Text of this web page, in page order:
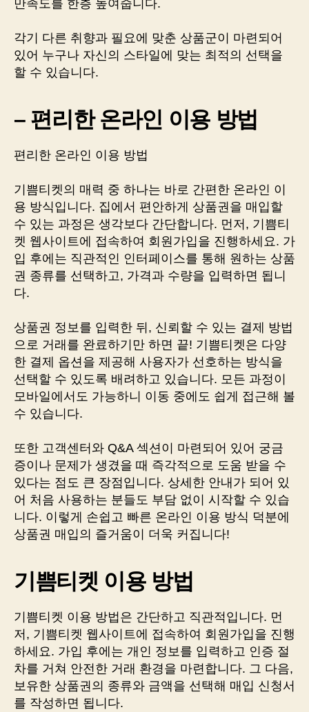
만족도를 한층 높여줍니다.
각기 다른 취향과 필요에 맞춘 상품군이 마련되어
있어 누구나 자신의 스타일에 맞는 최적의 선택을
할 수 있습니다.
– 편리한 온라인 이용 방법
편리한 온라인 이용 방법
기쁨티켓의 매력 중 하나는 바로 간편한 온라인 이
용 방식입니다. 집에서 편안하게 상품권을 매입할
수 있는 과정은 생각보다 간단합니다. 먼저, 기쁨티
켓 웹사이트에 접속하여 회원가입을 진행하세요. 가
입 후에는 직관적인 인터페이스를 통해 원하는 상품
권 종류를 선택하고, 가격과 수량을 입력하면 됩니
다.
상품권 정보를 입력한 뒤, 신뢰할 수 있는 결제 방법
으로 거래를 완료하기만 하면 끝! 기쁨티켓은 다양
한 결제 옵션을 제공해 사용자가 선호하는 방식을
선택할 수 있도록 배려하고 있습니다. 모든 과정이
모바일에서도 가능하니 이동 중에도 쉽게 접근해 볼
수 있습니다.
또한 고객센터와 Q&A 섹션이 마련되어 있어 궁금
증이나 문제가 생겼을 때 즉각적으로 도움 받을 수
있다는 점도 큰 장점입니다. 상세한 안내가 되어 있
어 처음 사용하는 분들도 부담 없이 시작할 수 있습
니다. 이렇게 손쉽고 빠른 온라인 이용 방식 덕분에
상품권 매입의 즐거움이 더욱 커집니다!
기쁨티켓 이용 방법
기쁨티켓 이용 방법은 간단하고 직관적입니다. 먼
저, 기쁨티켓 웹사이트에 접속하여 회원가입을 진행
하세요. 가입 후에는 개인 정보를 입력하고 인증 절
차를 거쳐 안전한 거래 환경을 마련합니다. 그 다음,
보유한 상품권의 종류와 금액을 선택해 매입 신청서
를 작성하면 됩니다.